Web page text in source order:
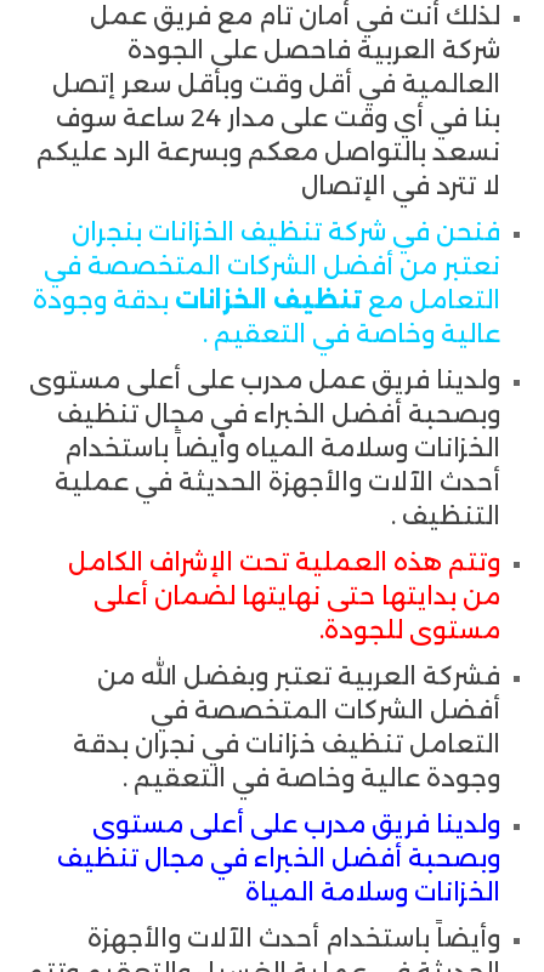
لذلك أنت في أمان تام مع فريق عمل
شركة العربية فاحصل على الجودة
العالمية في أقل وقت وبأقل سعر إتصل
بنا في أي وقت على مدار 24 ساعة سوف
نسعد بالتواصل معكم وبسرعة الرد عليكم
لا تترد في الإتصال
فنحن في شركة تنظيف الخزانات بنجران
نعتبر من أفضل الشركات المتخصصة في
التعامل مع تنظيف الخزانات بدقة وجودة
عالية وخاصة في التعقيم .
ولدينا فريق عمل مدرب على أعلى مستوى
وبصحبة أفضل الخبراء في مجال تنظيف
الخزانات وسلامة المياه وأيضاً باستخدام
أحدث الآلات والأجهزة الحديثة في عملية
التنظيف .
وتتم هذه العملية تحت الإشراف الكامل
من بدايتها حتى نهايتها لضمان أعلى
مستوى للجودة.
فشركة العربية تعتبر وبفضل الله من
أفضل الشركات المتخصصة في
التعامل تنظيف خزانات في نجران بدقة
وجودة عالية وخاصة في التعقيم .
ولدينا فريق مدرب على أعلى مستوى
وبصحبة أفضل الخبراء في مجال تنظيف
الخزانات وسلامة المياة
وأيضاً باستخدام أحدث الآلات والأجهزة